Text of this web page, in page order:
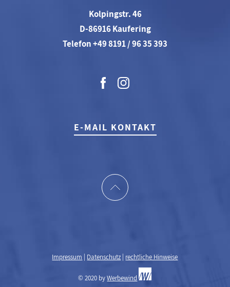
Kolpingstr. 46
D-86916 Kaufering
Telefon +49 8191 / 96 35 393
E-MAIL KONTAKT
Impressum Datenschutz rechtliche Hinweise
© 2020 byWerbewind